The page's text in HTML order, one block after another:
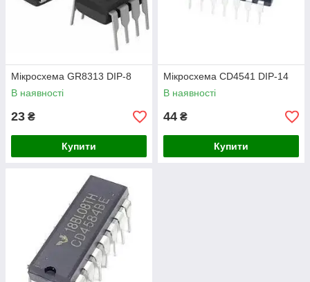
Мікросхема GR8313 DIP-8
В наявності
23 ₴
Купити
Мікросхема СD4541 DIP-14
В наявності
44 ₴
Купити